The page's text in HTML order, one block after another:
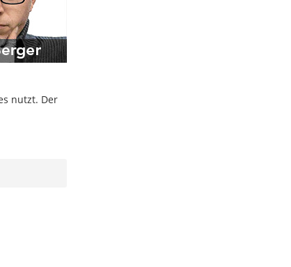
nutzt. Der